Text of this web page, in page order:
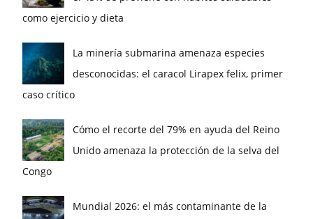
como ejercicio y dieta
La minería submarina amenaza especies
desconocidas: el caracol Lirapex felix, primer
caso crítico
Cómo el recorte del 79% en ayuda del Reino
Unido amenaza la protección de la selva del
Congo
Mundial 2026: el más contaminante de la